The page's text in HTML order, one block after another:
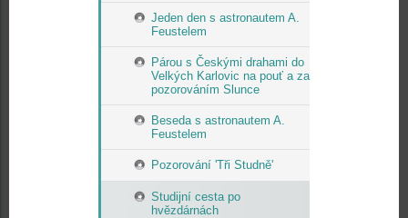
Jeden den s astronautem A.
Feustelem
Párou s Českými drahami do
Velkých Karlovic na pouť a za
pozorováním Slunce
Beseda s astronautem A.
Feustelem
Pozorování 'Tři Studně'
Studijní cesta po
hvězdárnách